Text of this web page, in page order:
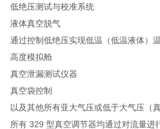
低绝压测试与校准系统
液体真空脱气
通过控制低绝压实现低温（低温液体）
高度模拟舱
真空泄漏测试仪器
真空袋控制
以及其他所有亚大气压或低于大气压（
所有 329 型真空调节器均通过对流量